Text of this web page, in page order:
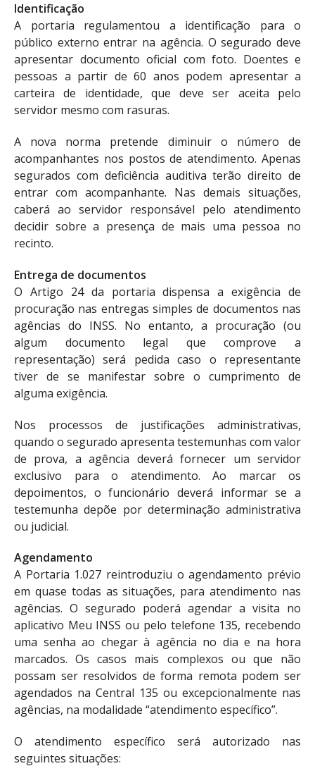
Identificação
A portaria regulamentou a identificação para o
público externo entrar na agência. O segurado deve
apresentar documento oficial com foto. Doentes e
pessoas a partir de 60 anos podem apresentar a
carteira de identidade, que deve ser aceita pelo
servidor mesmo com rasuras.
A nova norma pretende diminuir o número de
acompanhantes nos postos de atendimento. Apenas
segurados com deficiência auditiva terão direito de
entrar com acompanhante. Nas demais situações,
caberá ao servidor responsável pelo atendimento
decidir sobre a presença de mais uma pessoa no
recinto.
Entrega de documentos
O Artigo 24 da portaria dispensa a exigência de
procuração nas entregas simples de documentos nas
agências do INSS. No entanto, a procuração (ou
algum documento legal que comprove a
representação) será pedida caso o representante
tiver de se manifestar sobre o cumprimento de
alguma exigência.
Nos processos de justificações administrativas,
quando o segurado apresenta testemunhas com valor
de prova, a agência deverá fornecer um servidor
exclusivo para o atendimento. Ao marcar os
depoimentos, o funcionário deverá informar se a
testemunha depõe por determinação administrativa
ou judicial.
Agendamento
A Portaria 1.027 reintroduziu o agendamento prévio
em quase todas as situações, para atendimento nas
agências. O segurado poderá agendar a visita no
aplicativo Meu INSS ou pelo telefone 135, recebendo
uma senha ao chegar à agência no dia e na hora
marcados. Os casos mais complexos ou que não
possam ser resolvidos de forma remota podem ser
agendados na Central 135 ou excepcionalmente nas
agências, na modalidade “atendimento específico”.
O atendimento específico será autorizado nas
seguintes situações: